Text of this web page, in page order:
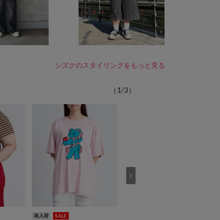
シズクのスタイリングをもっと見る
（1⁄3）
再入荷 SALE